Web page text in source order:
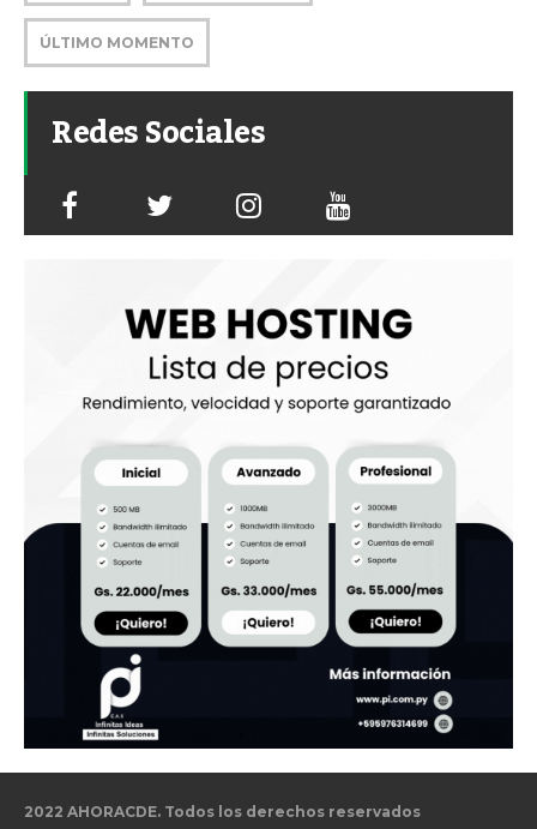
ÚLTIMO MOMENTO
Redes Sociales
2022 AHORACDE. Todos los derechos reservados